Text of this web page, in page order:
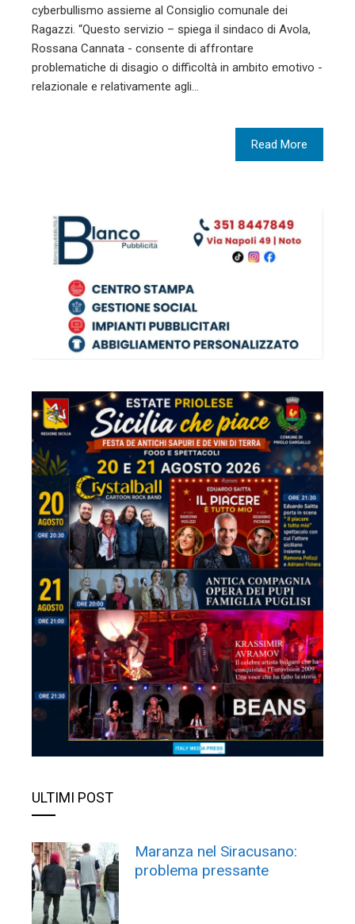
cyberbullismo assieme al Consiglio comunale dei
Ragazzi. “Questo servizio – spiega il sindaco di Avola,
Rossana Cannata - consente di affrontare
problematiche di disagio o difficoltà in ambito emotivo -
relazionale e relativamente agli…
Read More
ULTIMI POST
Maranza nel Siracusano:
problema pressante